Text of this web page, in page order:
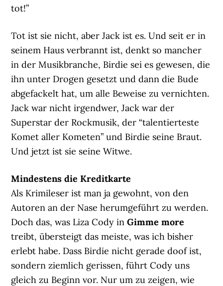
tot!”
Tot ist sie nicht, aber Jack ist es. Und seit er in
seinem Haus verbrannt ist, denkt so mancher
in der Musikbranche, Birdie sei es gewesen, die
ihn unter Drogen gesetzt und dann die Bude
abgefackelt hat, um alle Beweise zu vernichten.
Jack war nicht irgendwer, Jack war der
Superstar der Rockmusik, der “talentierteste
Komet aller Kometen” und Birdie seine Braut.
Und jetzt ist sie seine Witwe.
Mindestens die Kreditkarte
Als Krimileser ist man ja gewohnt, von den
Autoren an der Nase herumgeführt zu werden.
Doch das, was Liza Cody inGimme more
treibt, übersteigt das meiste, was ich bisher
erlebt habe. Dass Birdie nicht gerade doof ist,
sondern ziemlich gerissen, führt Cody uns
gleich zu Beginn vor. Nur um zu zeigen, wie